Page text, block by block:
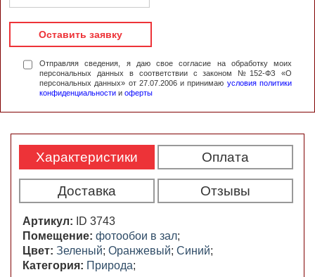
Оставить заявку
Отправляя сведения, я даю свое согласие на обработку моих
персональных данных в соответствии с законом №152-ФЗ «О
персональных данных» от 27.07.2006 и принимаю условия политики
конфиденциальности и оферты
Характеристики Оплата
Доставка Отзывы
Артикул:
ID 3743
Помещение: фотообои в зал;
Цвет: Зеленый; Оранжевый; Синий;
Категория: Природа;